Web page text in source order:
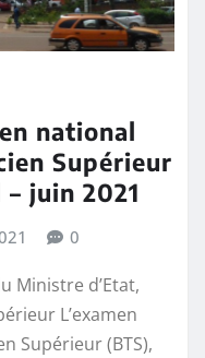
national
Supérieur
juin 2021
0
Ministre d’Etat,
L’examen
Supérieur (BTS),